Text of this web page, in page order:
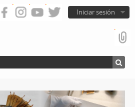
Iniciar sesión